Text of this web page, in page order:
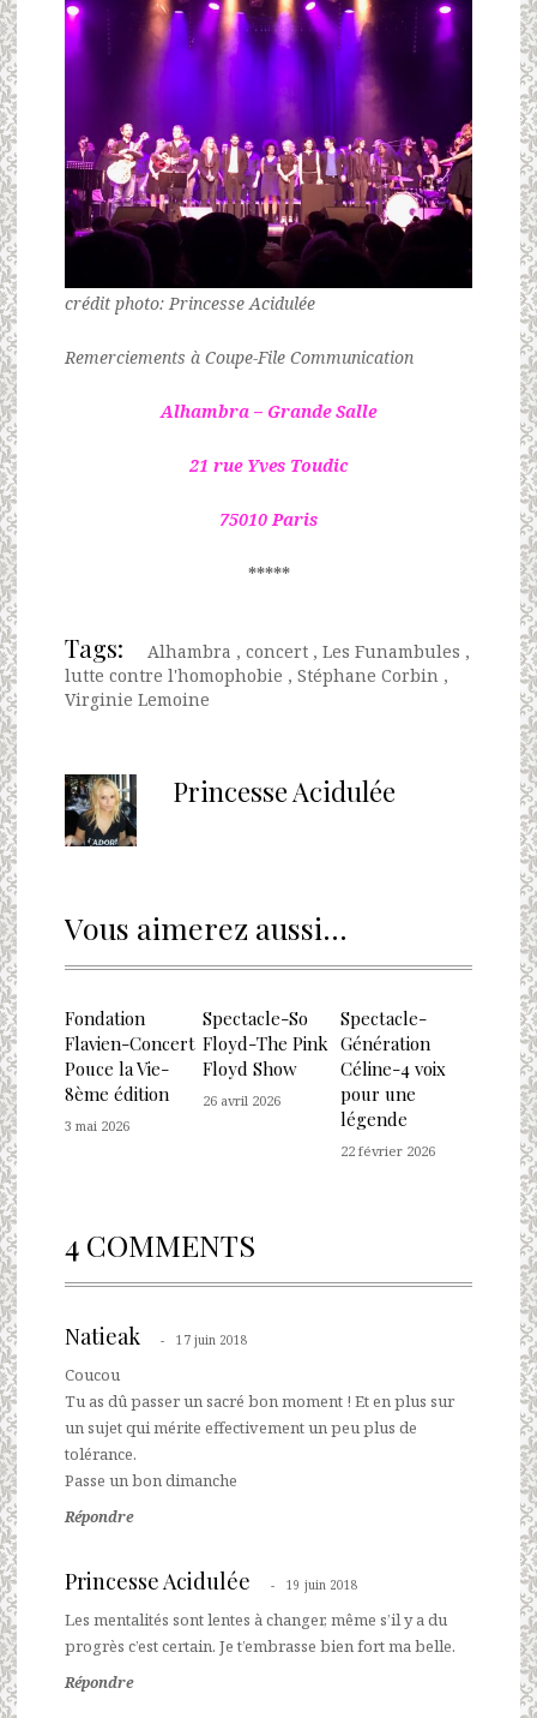
crédit photo: Princesse Acidulée
Remerciements à Coupe-File Communication
Alhambra – Grande Salle
21 rue Yves Toudic
75010 Paris
*****
Tags: Alhambra , concert , Les Funambules ,
lutte contre l'homophobie , Stéphane Corbin ,
Virginie Lemoine
Princesse Acidulée
Vous aimerez aussi...
Fondation
Flavien-Concert
Pouce la Vie-
8ème édition
3 mai 2026
Spectacle-So
Floyd-The Pink
Floyd Show
26 avril 2026
Spectacle-
Génération
Céline-4 voix
pour une
légende
22 février 2026
4 COMMENTS
Natieak 17 juin 2018
Coucou
Tu as dû passer un sacré bon moment ! Et en plus sur
un sujet qui mérite effectivement un peu plus de
tolérance.
Passe un bon dimanche
Répondre
Princesse Acidulée 19 juin 2018
Les mentalités sont lentes à changer, même s’il y a du
progrès c’est certain. Je t’embrasse bien fort ma belle.
Répondre